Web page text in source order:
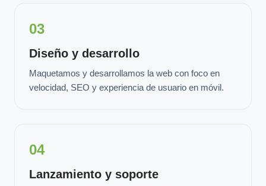
03
Diseño y desarrollo
Maquetamos y desarrollamos la web con foco en
velocidad, SEO y experiencia de usuario en móvil.
04
Lanzamiento y soporte